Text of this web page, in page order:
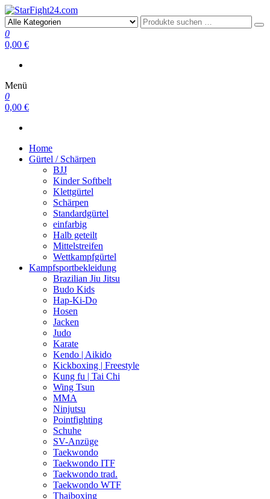
StarFight24.com
Kampfsportartikel
0
0,00 €
Menü
0
0,00 €
Home
Gürtel / Schärpen
BJJ
Kinder Softbelt
Klettgürtel
Schärpen
Standardgürtel
einfarbig
Halb geteilt
Mittelstreifen
Wettkampfgürtel
Kampfsportbekleidung
Brazilian Jiu Jitsu
Budo Kids
Hap-Ki-Do
Hosen
Jacken
Judo
Karate
Kendo | Aikido
Kickboxing | Freestyle
Kung fu | Tai Chi
Wing Tsun
MMA
Ninjutsu
Pointfighting
Schuhe
SV-Anzüge
Taekwondo
Taekwondo ITF
Taekwondo trad.
Taekwondo WTF
Thaiboxing